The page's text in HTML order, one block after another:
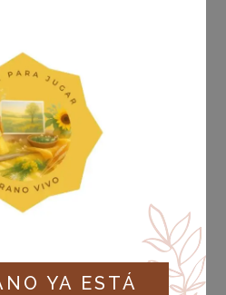
actual
YA ESTÁ